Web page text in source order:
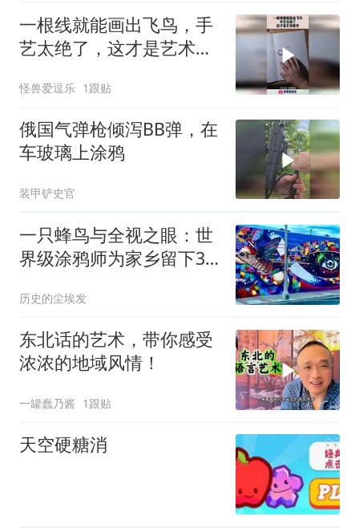
一根线就能画出飞鸟，手
艺太绝了，这才是艺术魔
怪兽爱逗乐 1跟贴
俄国气弹枪倾泻BB弹，在
车玻璃上涂鸦
装甲铲史官
一只蜂鸟与全视之眼：世
界级涂鸦师为家乡留下3
历史的尘埃发
东北话的艺术，带你感受
浓浓的地域风情！
一罐蠢乃酱 1跟贴
天空硬糖消